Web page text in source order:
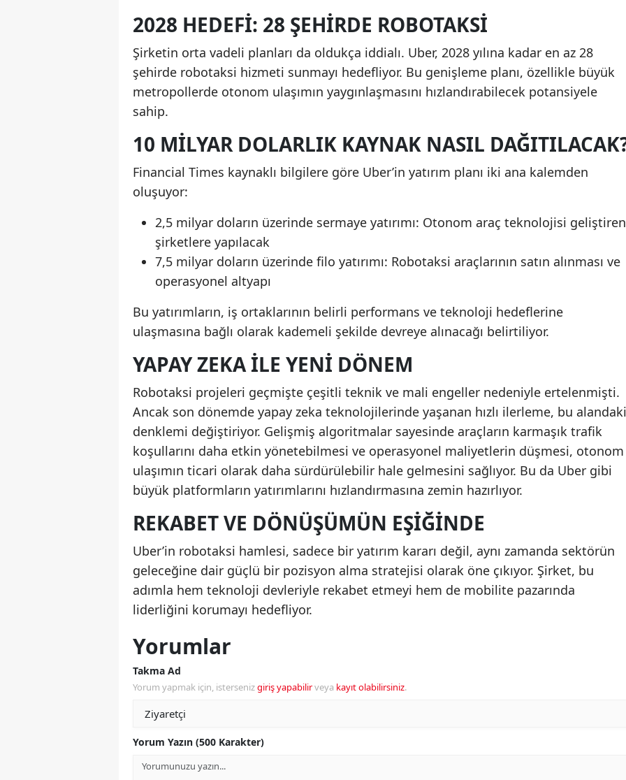
2028 HEDEFI: 28 ŞEHIRDE ROBOTAKSI
Şirketin orta vadeli planları da oldukça iddialı. Uber, 2028 yılına kadar en az 28
şehirde robotaksi hizmeti sunmayı hedefliyor. Bu genişleme planı, özellikle büyük
metropollerde otonom ulaşımın yaygınlaşmasını hızlandırabilecek potansiyele
sahip.
10 MILYAR DOLARLIK KAYNAK NASIL
Financial Times kaynaklı bilgilere göre Uber’in yatırım planı iki ana kalemden
oluşuyor:
2,5 milyar doların üzerinde sermaye yatırımı: Otonom araç teknolojisi geliştiren
şirketlere yapılacak
7,5 milyar doların üzerinde filo yatırımı: Robotaksi araçlarının satın alınması ve
operasyonel altyapı
Bu yatırımların, iş ortaklarının belirli performans ve teknoloji hedeflerine
ulaşmasına bağlı olarak kademeli şekilde devreye alınacağı belirtiliyor.
YAPAY ZEKA ILE YENI DÖNEM
Robotaksi projeleri geçmişte çeşitli teknik ve mali engeller nedeniyle ertelenmişti.
Ancak son dönemde yapay zeka teknolojilerinde yaşanan hızlı ilerleme, bu alandaki
denklemi değiştiriyor. Gelişmiş algoritmalar sayesinde araçların karmaşık trafik
koşullarını daha etkin yönetebilmesi ve operasyonel maliyetlerin düşmesi, otonom
ulaşımın ticari olarak daha sürdürülebilir hale gelmesini sağlıyor. Bu da Uber gibi
büyük platformların yatırımlarını hızlandırmasına zemin hazırlıyor.
REKABET VE DÖNÜŞÜMÜN EŞIĞINDE
Uber’in robotaksi hamlesi, sadece bir yatırım kararı değil, aynı zamanda sektörün
geleceğine dair güçlü bir pozisyon alma stratejisi olarak öne çıkıyor. Şirket, bu
adımla hem teknoloji devleriyle rekabet etmeyi hem de mobilite pazarında
liderliğini korumayı hedefliyor.
Yorumlar
Takma Ad
Yorum yapmak için, istersenizgiriş yapabilirveya kayıt olabilirsiniz.
Yorum Yazın (500 Karakter)